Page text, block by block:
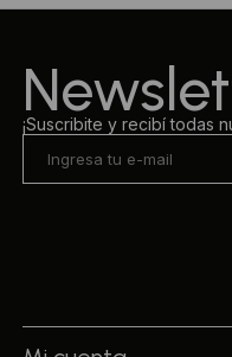
¡Suscribite y recibí todas